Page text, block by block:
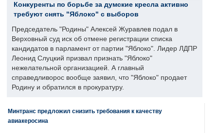
Конкуренты по борьбе за думские кресла активно
требуют снять "Яблоко" с выборов
Председатель "Родины" Алексей Журавлев подал в
Верховный суд иск об отмене регистрации списка
кандидатов в парламент от партии "Яблоко". Лидер ЛДПР
Леонид Слуцкий призвал признать "Яблоко"
нежелательной организацией. А главный
справедливорос вообще заявил, что "Яблоко" продает
Родину и обратился в прокуратуру.
Минтранс предложил снизить требования к качеству
авиакеросина